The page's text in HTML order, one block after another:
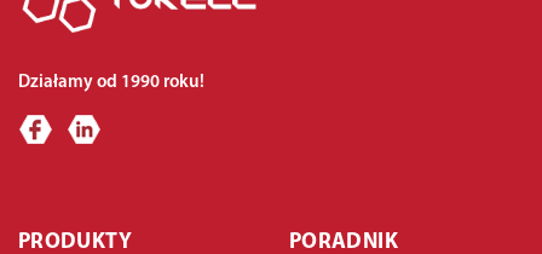
Działamy od 1990 roku!
PRODUKTY PORADNIK